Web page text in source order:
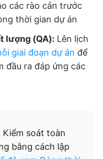
các rào cản trước
thời gian dự án
lượng (QA): Lên lịch
giai đoạn dự án để
đầu ra đáp ứng các
Kiểm soát toàn
bằng cách lập